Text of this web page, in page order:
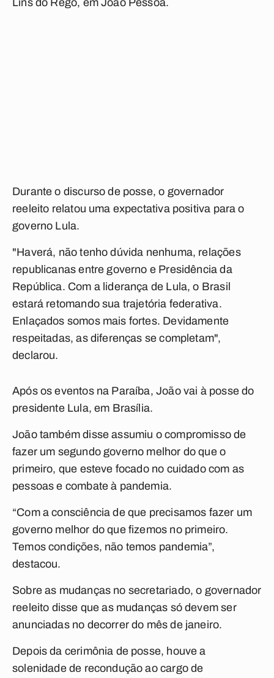
Lins do Rêgo, em João Pessoa.
Durante o discurso de posse, o governador
reeleito relatou uma expectativa positiva para o
governo Lula.
"Haverá, não tenho dúvida nenhuma, relações
republicanas entre governo e Presidência da
República. Com a liderança de Lula, o Brasil
estará retomando sua trajetória federativa.
Enlaçados somos mais fortes. Devidamente
respeitadas, as diferenças se completam",
declarou.
Após os eventos na Paraíba, João vai à posse do
presidente Lula, em Brasília.
João também disse assumiu o compromisso de
fazer um segundo governo melhor do que o
primeiro, que esteve focado no cuidado com as
pessoas e combate à pandemia.
“Com a consciência de que precisamos fazer um
governo melhor do que fizemos no primeiro.
Temos condições, não temos pandemia”,
destacou.
Sobre as mudanças no secretariado, o governador
reeleito disse que as mudanças só devem ser
anunciadas no decorrer do mês de janeiro.
Depois da cerimônia de posse, houve a
solenidade de recondução ao cargo de